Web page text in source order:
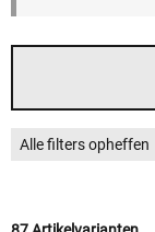
Alle filters opheffen